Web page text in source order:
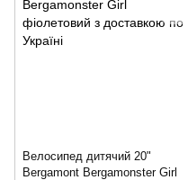
Велосипед дитячий 20"
Bergamont Bergamonster Girl